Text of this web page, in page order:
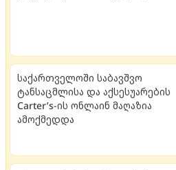
საქართველოში საბავშვო
ტანსაცმლისა და აქსესუარების
Carter’s-ის ონლაინ მაღაზია
ამოქმედდა